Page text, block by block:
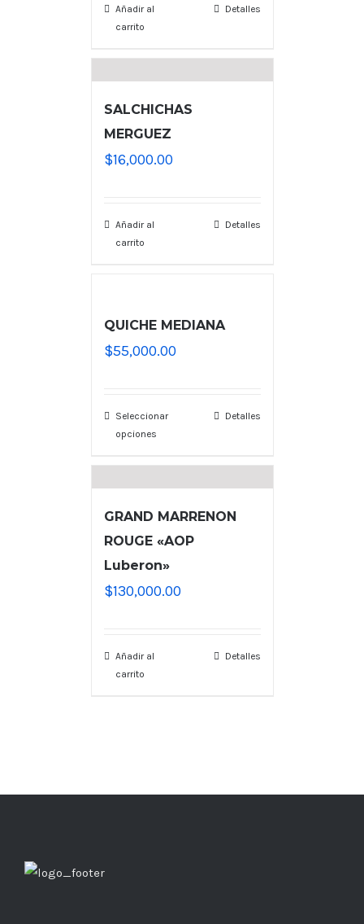
Añadir al
carrito
Detalles
SALCHICHAS
MERGUEZ
$16,000.00
Añadir al
carrito
Detalles
QUICHE MEDIANA
$55,000.00
Seleccionar
opciones
Detalles
GRAND MARRENON
ROUGE «AOP
Luberon»
$130,000.00
Añadir al
carrito
Detalles